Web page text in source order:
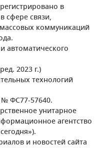
в
сфере связи,
коммуникаций
автоматического
2023 г.)
технологий
№ ФС77-57640.
унитарное
агентство
и новостей сайта